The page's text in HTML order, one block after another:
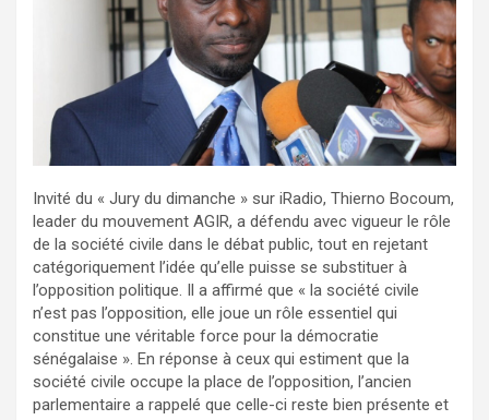
Invité du « Jury du dimanche » sur iRadio, Thierno Bocoum,
leader du mouvement AGIR, a défendu avec vigueur le rôle
de la société civile dans le débat public, tout en rejetant
catégoriquement l’idée qu’elle puisse se substituer à
l’opposition politique. Il a affirmé que « la société civile
n’est pas l’opposition, elle joue un rôle essentiel qui
constitue une véritable force pour la démocratie
sénégalaise ». En réponse à ceux qui estiment que la
société civile occupe la place de l’opposition, l’ancien
parlementaire a rappelé que celle-ci reste bien présente et